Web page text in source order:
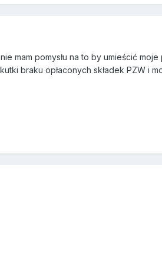
mam pomysłu na to by umieścić
braku opłaconych składek PZW i